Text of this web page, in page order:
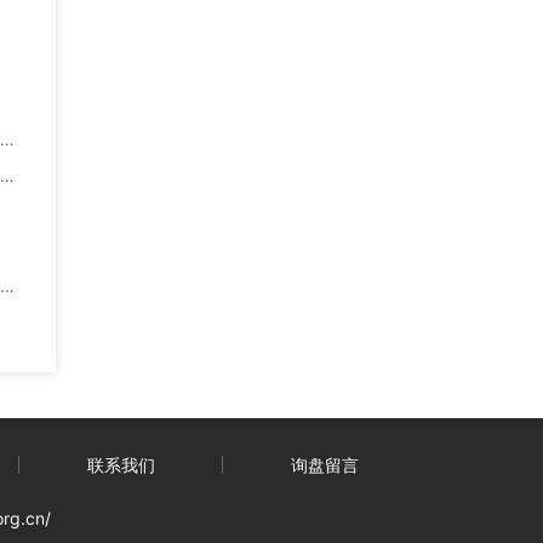
联系我们 询盘留言